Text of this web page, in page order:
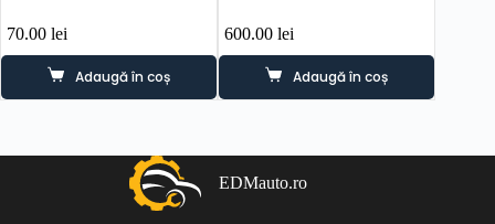
70.00 lei
Adaugă în coș
600.00lei
Adaugă în coș
EDMauto.ro